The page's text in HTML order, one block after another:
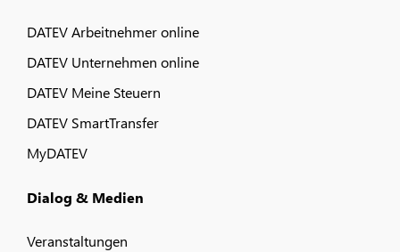
DATEV Arbeitnehmer online
DATEV Unternehmen online
DATEV Meine Steuern
DATEV SmartTransfer
MyDATEV
Dialog & Medien
Veranstaltungen